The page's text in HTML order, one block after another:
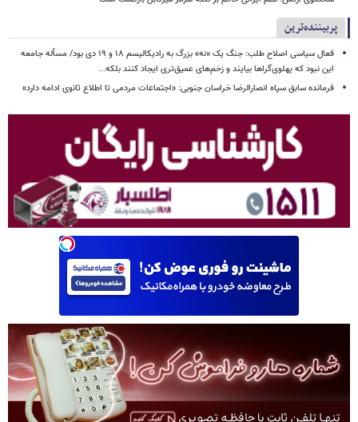
پربیننده‌ترین
فعال سیاسی اصلاح طلب: جنگ یک «نه» بزرگ به رادیکالیسم ۱۸ و ۱۹ دی بود/ مسأله جامعه
این نبود که پهلوی‌گراها بیایند و زخم‌های عمیق‌تری ایجاد کنند بلکه...
فرمانده سابق سپاه انصارالرضا خراسان جنوبی: «اجتماعات مردمی تا اطلاع ثانوی ادامه دارد»